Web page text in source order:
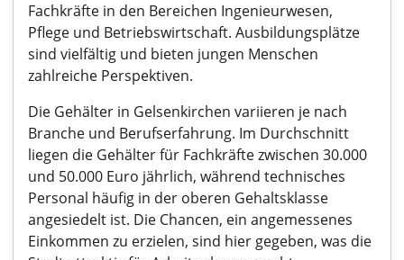
Fachkräfte in den Bereichen Ingenieurwesen,
Pflege und Betriebswirtschaft. Ausbildungsplätze
sind vielfältig und bieten jungen Menschen
zahlreiche Perspektiven.
Die Gehälter in Gelsenkirchen variieren je nach
Branche und Berufserfahrung. Im Durchschnitt
liegen die Gehälter für Fachkräfte zwischen 30.000
und 50.000 Euro jährlich, während technisches
Personal häufig in der oberen Gehaltsklasse
angesiedelt ist. Die Chancen, ein angemessenes
Einkommen zu erzielen, sind hier gegeben, was die